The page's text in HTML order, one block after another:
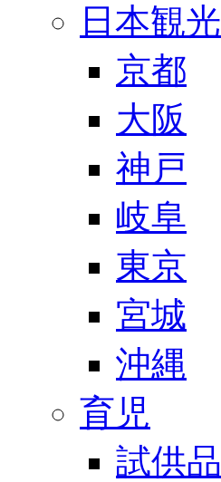
日本観光
京都
大阪
神戸
岐阜
東京
宮城
沖縄
育児
試供品